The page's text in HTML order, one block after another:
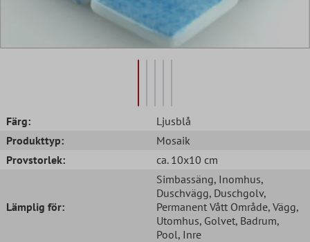
Färg:
Ljusblå
Produkttyp:
Mosaik
Provstorlek:
ca. 10x10 cm
Lämplig för:
Simbassäng, Inomhus,
Duschvägg, Duschgolv,
Permanent Vått Område, Vägg,
Utomhus, Golvet, Badrum,
Pool, Inre